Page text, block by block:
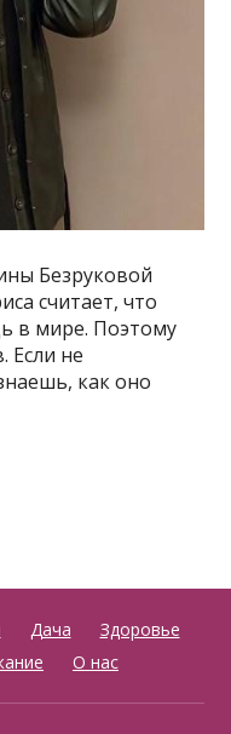
Безруковой
считает, что
в мире. Поэтому
Если не
как оно
Дача
Здоровье
О нас